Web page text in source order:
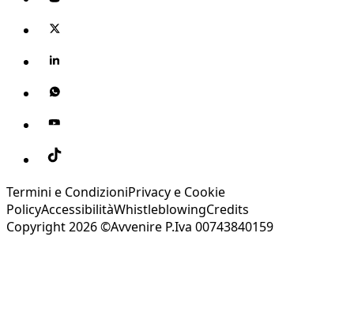
Termini e CondizioniPrivacy e Cookie
PolicyAccessibilitàWhistleblowingCredits
Copyright 2026 ©Avvenire P.Iva 00743840159